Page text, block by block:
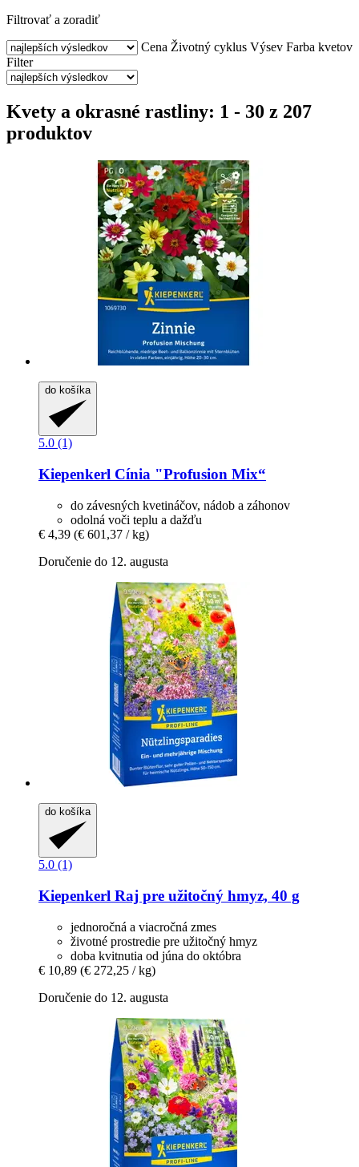
Filtrovať a zoradiť
Cena Životný cyklus Výsev Farba kvetov
Filter
Kvety a okrasné rastliny: 1 - 30 z 207
produktov
do košíka
5.0 (1)
Kiepenkerl Cínia "Profusion Mix“
do závesných kvetináčov, nádob a záhonov
odolná voči teplu a dažďu
€ 4,39 (€ 601,37 / kg)
Doručenie do 12. augusta
do košíka
5.0 (1)
Kiepenkerl Raj pre užitočný hmyz, 40 g
jednoročná a viacročná zmes
životné prostredie pre užitočný hmyz
doba kvitnutia od júna do októbra
€ 10,89 (€ 272,25 / kg)
Doručenie do 12. augusta